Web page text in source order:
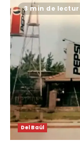
3 min de
Del Baúl